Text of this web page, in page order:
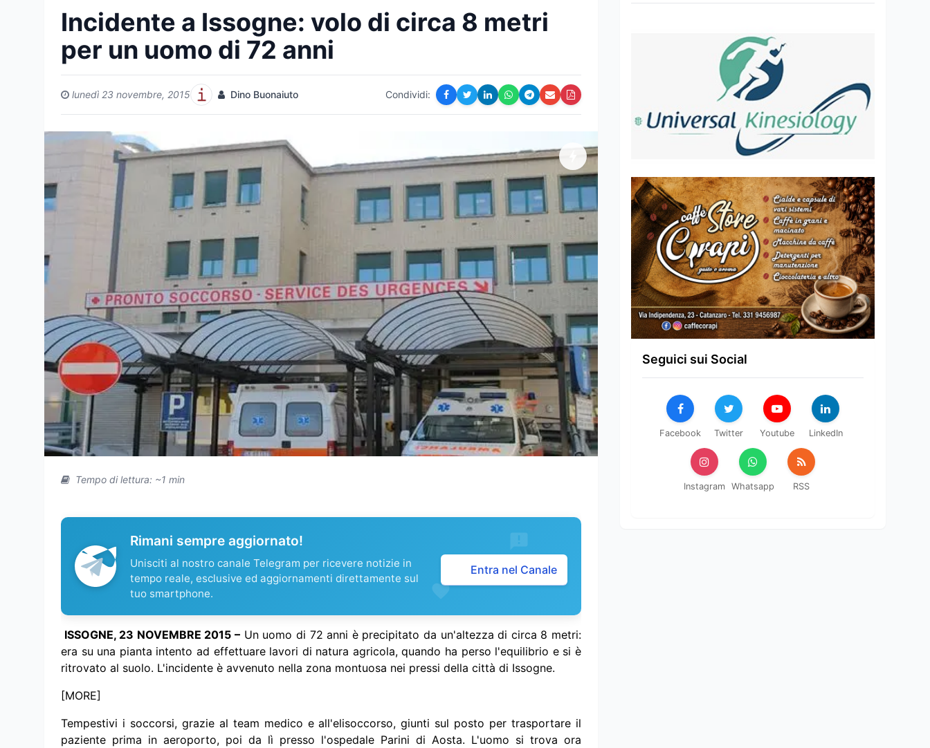
Incidente a Issogne: volo di circa 8 metri
per un uomo di 72 anni
lunedì 23 novembre, 2015 Dino Buonaiuto Condividi:
Tempo di lettura: ~1 min
Rimani sempre aggiornato!
Unisciti al nostro canale Telegram per ricevere notizie in
tempo reale, esclusive ed aggiornamenti direttamente sul
tuo smartphone.
Entra nel Canale
ISSOGNE, 23 NOVEMBRE 2015 – Un uomo di 72 anni è precipitato da un'altezza di circa 8 metri:
era su una pianta intento ad effettuare lavori di natura agricola, quando ha perso l'equilibrio e si è
ritrovato al suolo. L'incidente è avvenuto nella zona montuosa nei pressi della città di Issogne.
[MORE]
Tempestivi i soccorsi, grazie al team medico e all'elisoccorso, giunti sul posto per trasportare il
paziente prima in aeroporto, poi da lì presso l'ospedale Parini di Aosta. L'uomo si trova ora
Seguici sui Social
Facebook Twitter Youtube LinkedIn
Instagram Whatsapp RSS